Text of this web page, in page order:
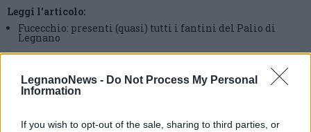
LegnanoNews - Do Not Process My Personal
Information
If you wish to opt-out of the sale, sharing to third parties, or
Leggi l'articolo:
Fucecchio: presenti (quasi) tutti i fantini del Palio di
Legnano